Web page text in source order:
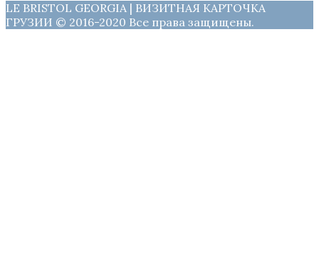
LE BRISTOL GEORGIA | ВИЗИТНАЯ КАРТОЧКА
ГРУЗИИ © 2016-2020 Все права защищены.